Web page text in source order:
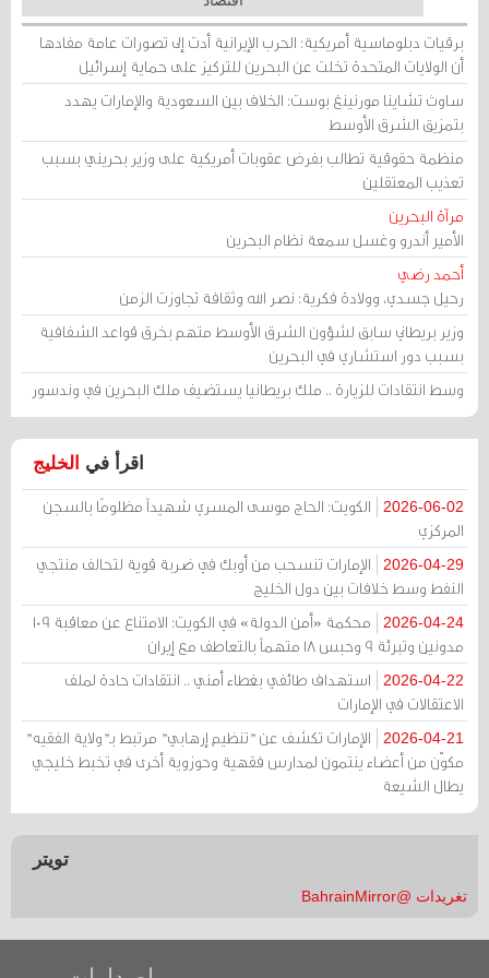
برقيات دبلوماسية أمريكية: الحرب الإيرانية أدت إلى تصورات عامة مفادها
أن الولايات المتحدة تخلت عن البحرين للتركيز على حماية إسرائيل
ساوث تشاينا مورنينغ بوست: الخلاف بين السعودية والإمارات يهدد
بتمزيق الشرق الأوسط
منظمة حقوقية تطالب بفرض عقوبات أمريكية على وزير بحريني بسبب
تعذيب المعتقلين
مرآة البحرين
الأمير أندرو وغسل سمعة نظام البحرين
أحمد رضي
رحيل جسدي، وولادة فكرية: نصر الله وثقافة تجاوزت الزمن
وزير بريطاني سابق لشؤون الشرق الأوسط متهم بخرق قواعد الشفافية
بسبب دور استشاري في البحرين
وسط انتقادات للزيارة .. ملك بريطانيا يستضيف ملك البحرين في وندسور
اقرأ في الخليج
2026-06-02
الكويت: الحاج موسى المسري شهيداً مظلومًا بالسجن
المركزي
2026-04-29
الإمارات تنسحب من أوبك في ضربة قوية لتحالف منتجي
النفط وسط خلافات بين دول الخليج
2026-04-24
محكمة «أمن الدولة» في الكويت: الامتناع عن معاقبة 109
مدونين وتبرئة 9 وحبس 18 متهماً بالتعاطف مع إيران
2026-04-22
استهداف طائفي بغطاء أمني .. انتقادات حادة لملف
الاعتقالات في الإمارات
2026-04-21
الإمارات تكشف عن "تنظيم إرهابي" مرتبط بـ"ولاية الفقيه"
مكوّن من أعضاء ينتمون لمدارس فقهية وحوزوية أخرى في تخبط خليجي
يطال الشيعة
تويتر
تغريدات @BahrainMirror